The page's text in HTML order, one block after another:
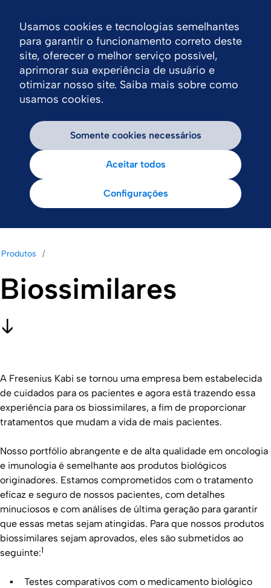
Produtos
Biossimilares
A Fresenius Kabi se tornou uma empresa bem estabelecida
de cuidados para os pacientes e agora está trazendo essa
experiência para os biossimilares, a fim de proporcionar
tratamentos que mudam a vida de mais pacientes.
Nosso portfólio abrangente e de alta qualidade em oncologia
e imunologia é semelhante aos produtos biológicos
originadores. Estamos comprometidos com o tratamento
eficaz e seguro de nossos pacientes, com detalhes
minuciosos e com análises de última geração para garantir
que essas metas sejam atingidas. Para que nossos produtos
biossimilares sejam aprovados, eles são submetidos ao
seguinte:1
Testes comparativos com o medicamento biológico
Usamos cookies e tecnologias semelhantes
para garantir o funcionamento correto deste
site, oferecer o melhor serviço possível,
aprimorar sua experiência de usuário e
otimizar nosso site. Saiba mais sobre como
usamos cookies.
Somente cookies necessários
Aceitar todos
Configurações